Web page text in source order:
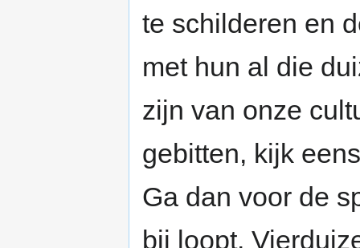
te schilderen en
met hun al die
zijn van onze
gebitten, kijk
Ga dan voor de
bij loopt.